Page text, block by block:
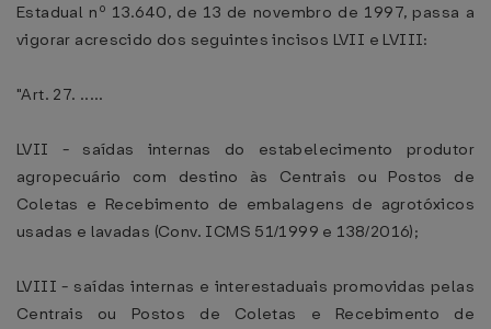
Estadual nº 13.640, de 13 de novembro de 1997, passa a
vigorar acrescido dos seguintes incisos LVII e LVIII:
"Art. 27. .....
LVII - saídas internas do estabelecimento produtor
agropecuário com destino às Centrais ou Postos de
Coletas e Recebimento de embalagens de agrotóxicos
usadas e lavadas (Conv. ICMS 51/1999 e 138/2016);
LVIII - saídas internas e interestaduais promovidas pelas
Centrais ou Postos de Coletas e Recebimento de